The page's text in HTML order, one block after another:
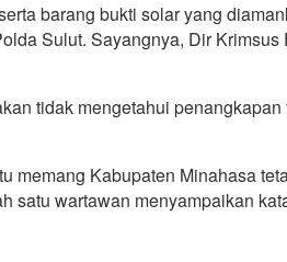
barang bukti solar yang
Sulut. Sayangnya, Dir
tidak mengetahui
memang Kabupaten Minahasa
wartawan menyampaikan